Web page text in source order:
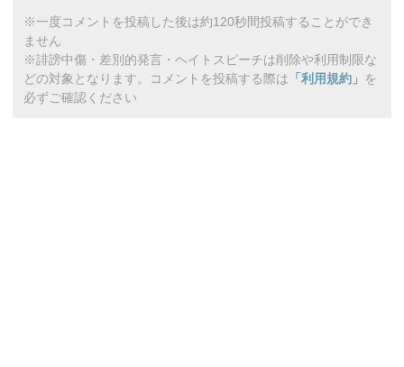
※一度コメントを投稿した後は約120秒間投稿することができ
ません
※誹謗中傷・差別的発言・ヘイトスピーチは削除や利用制限な
どの対象となります。コメントを投稿する際は 「利用規約」 を
必ずご確認ください